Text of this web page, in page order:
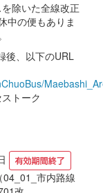
除いた全線改正
中の便もありま
後、以下のURL
トーク
市内路線